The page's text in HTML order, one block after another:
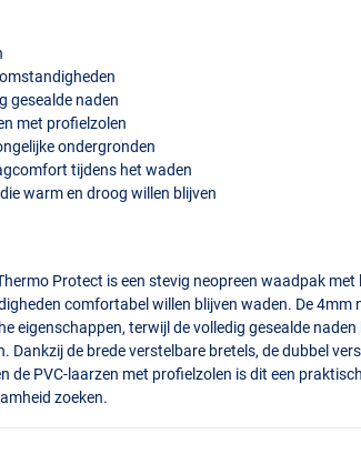
gesealde naden
met profielzolen
ondergronden
tijdens het waden
warm en droog willen blijven
Protect is een stevig neopreen waadpak
comfortabel willen blijven waden. De 4mm
eigenschappen, terwijl de volledig gesealde
Dankzij de brede verstelbare bretels, de dubbel
de PVC-laarzen met profielzolen is dit een
zoeken.